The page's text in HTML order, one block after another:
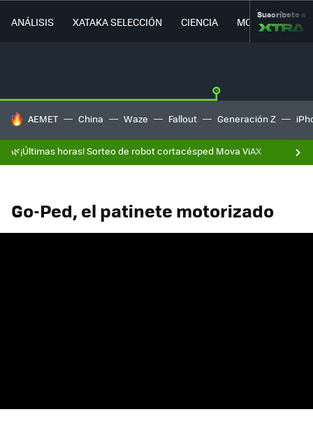
ANÁLISIS XATAKA SELECCIÓN CIENCIA MOVILIDAD
Suscríbete a
HOY SE HABLA DE
AEMET China Waze Fallout Generación Z
🌿¡Últimas horas! Sorteo de robot cortacésped Mova ViAX
Go-Ped, el patinete motorizado